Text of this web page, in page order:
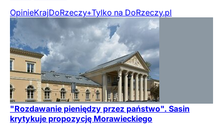
OpinieKrajDoRzeczy+Tylko na DoRzeczy.pl
"Rozdawanie pieniędzy przez państwo". Sasin
krytykuje propozycję Morawieckiego